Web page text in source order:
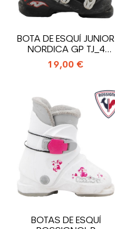
BOTA DE ESQUÍ JUNIOR
NORDICA GP TJ_4
GANCHO
19,00 €
BOTAS DE ESQUÍ